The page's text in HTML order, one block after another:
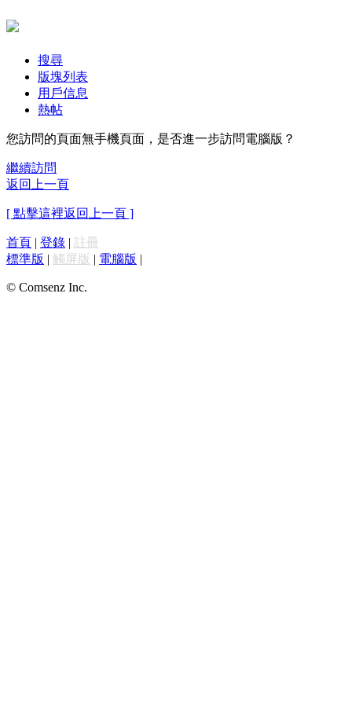
搜尋
版塊列表
用戶信息
熱帖
您訪問的頁面無手機頁面，是否進一步訪問電腦版？
繼續訪問
返回上一頁
[ 點擊這裡返回上一頁 ]
首頁 | 登錄 | 註冊
標準版 | 觸屏版 | 電腦版 |
© Comsenz Inc.